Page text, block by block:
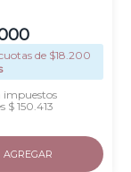
de $18.200
impuestos
$ 150.413
AGREGAR